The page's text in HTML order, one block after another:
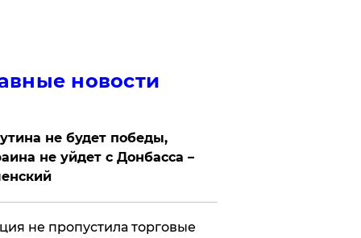
новости
не будет победы,
не уйдет с Донбасса –
не пропустила торговые